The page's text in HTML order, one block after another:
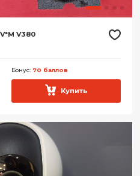
V380
Бонус: 70 баллов
Купить